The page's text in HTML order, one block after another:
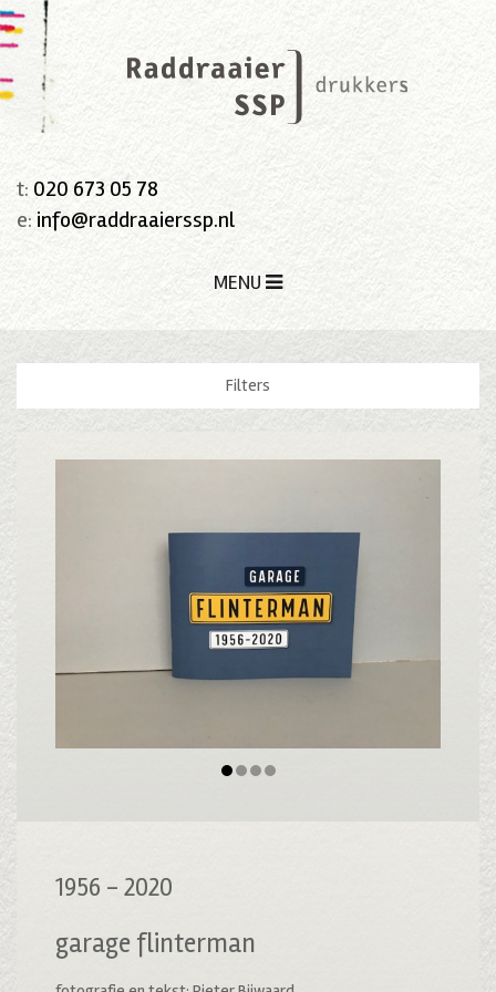
t: 020 673 05 78
e: info@raddraaierssp.nl
MENU
Filters
1956 - 2020
garage flinterman